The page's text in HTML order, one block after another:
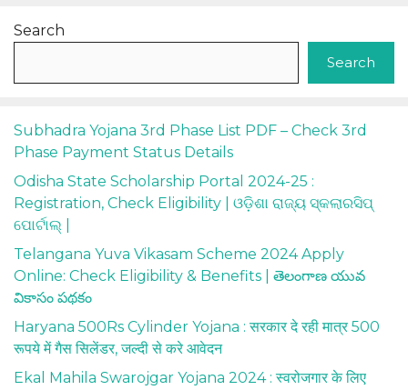
Search
Search
Subhadra Yojana 3rd Phase List PDF – Check 3rd
Phase Payment Status Details
Odisha State Scholarship Portal 2024-25 :
Registration, Check Eligibility | ଓଡ଼ିଶା ରାଜ୍ୟ ସ୍କଲାରସିପ୍
ପୋର୍ଟାଲ୍ |
Telangana Yuva Vikasam Scheme 2024 Apply
Online: Check Eligibility & Benefits | తెలంగాణ యువ
వికాసం పథకం
Haryana 500Rs Cylinder Yojana : सरकार दे रही मात्र 500
रूपये में गैस सिलेंडर, जल्दी से करे आवेदन
Ekal Mahila Swarojgar Yojana 2024 : स्वरोजगार के लिए